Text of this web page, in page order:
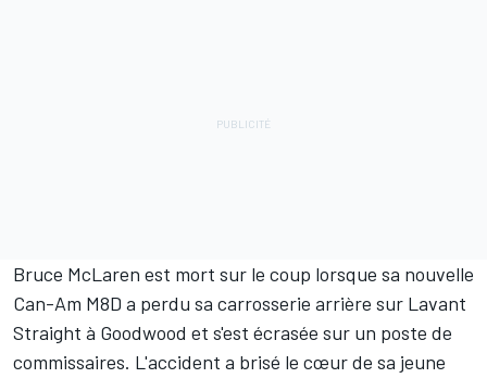
Bruce McLaren est mort sur le coup lorsque sa nouvelle
Can-Am M8D a perdu sa carrosserie arrière sur Lavant
Straight à Goodwood et s'est écrasée sur un poste de
commissaires. L'accident a brisé le cœur de sa jeune